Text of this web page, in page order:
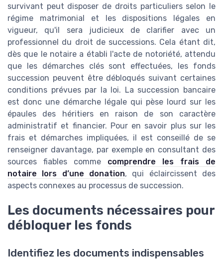
survivant peut disposer de droits particuliers selon le
régime matrimonial et les dispositions légales en
vigueur, qu'il sera judicieux de clarifier avec un
professionnel du droit de successions. Cela étant dit,
dès que le notaire a établi l'acte de notoriété, attendu
que les démarches clés sont effectuées, les fonds
succession peuvent être débloqués suivant certaines
conditions prévues par la loi. La succession bancaire
est donc une démarche légale qui pèse lourd sur les
épaules des héritiers en raison de son caractère
administratif et financier. Pour en savoir plus sur les
frais et démarches impliquées, il est conseillé de se
renseigner davantage, par exemple en consultant des
sources fiables comme comprendre les frais de
notaire lors d’une donation, qui éclaircissent des
aspects connexes au processus de succession.
Les documents nécessaires pour
débloquer les fonds
Identifiez les documents indispensables